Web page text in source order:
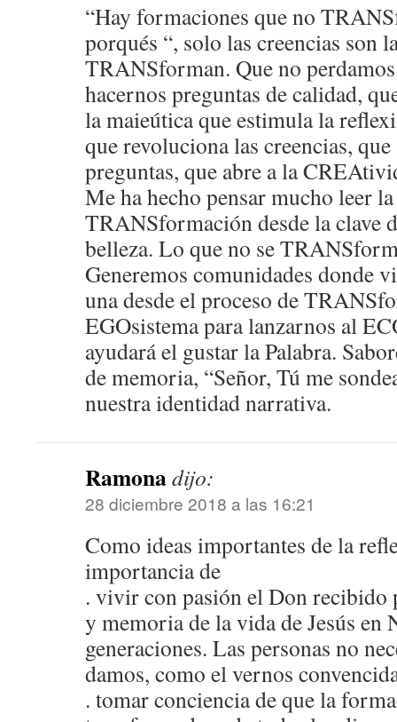
“Hay formaciones que no
porqués “, solo las creencias son
TRANSforman. Que no
hacernos preguntas de calidad,
la maieútica que estimula la
que revoluciona las creencias,
preguntas, que abre a la
Me ha hecho pensar mucho leer
TRANSformación desde la clave
belleza. Lo que no se
Generemos comunidades donde
una desde el proceso de
EGOsistema para lanzarnos al
ayudará el gustar la Palabra.
de memoria, “Señor, Tú me
nuestra identidad narrativa.
Ramonadijo:
28 diciembre 2018 a las 16:21
Como ideas importantes de la
importancia de
. vivir con pasión el Don recibido
y memoria de la vida de Jesús en
generaciones. Las personas no
damos, como el vernos
. tomar conciencia de que la